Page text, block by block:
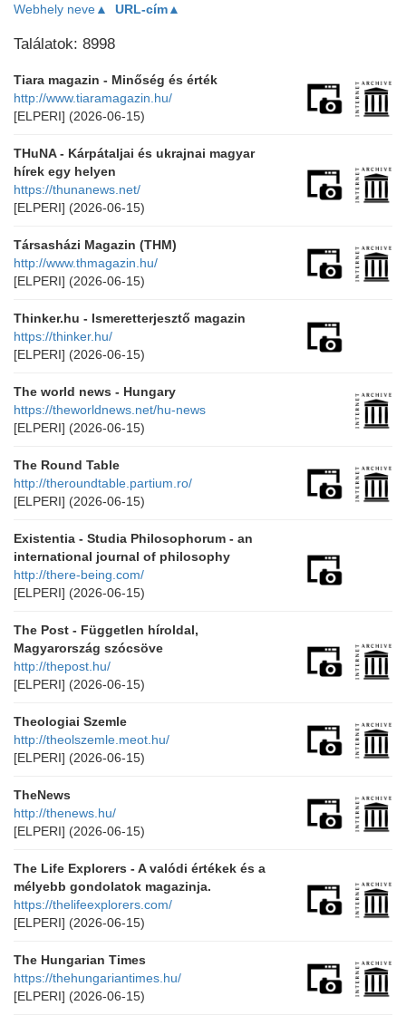
Webhely neve▲ URL-cím▲
Találatok: 8998
Tiara magazin - Minőség és érték
http://www.tiaramagazin.hu/
[ELPERI] (2026-06-15)
THuNA - Kárpátaljai és ukrajnai magyar
hírek egy helyen
https://thunanews.net/
[ELPERI] (2026-06-15)
Társasházi Magazin (THM)
http://www.thmagazin.hu/
[ELPERI] (2026-06-15)
Thinker.hu - Ismeretterjesztő magazin
https://thinker.hu/
[ELPERI] (2026-06-15)
The world news - Hungary
https://theworldnews.net/hu-news
[ELPERI] (2026-06-15)
The Round Table
http://theroundtable.partium.ro/
[ELPERI] (2026-06-15)
Existentia - Studia Philosophorum - an
international journal of philosophy
http://there-being.com/
[ELPERI] (2026-06-15)
The Post - Független híroldal,
Magyarország szócsöve
http://thepost.hu/
[ELPERI] (2026-06-15)
Theologiai Szemle
http://theolszemle.meot.hu/
[ELPERI] (2026-06-15)
TheNews
http://thenews.hu/
[ELPERI] (2026-06-15)
The Life Explorers - A valódi értékek és a
mélyebb gondolatok magazinja.
https://thelifeexplorers.com/
[ELPERI] (2026-06-15)
The Hungarian Times
https://thehungariantimes.hu/
[ELPERI] (2026-06-15)